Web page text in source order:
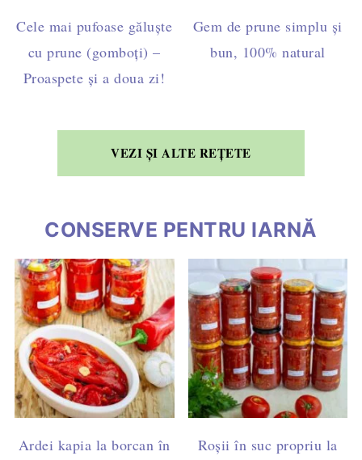
Cele mai pufoase găluște
cu prune (gomboți) –
Proaspete și a doua zi!
Gem de prune simplu și
bun, 100% natural
VEZI ȘI ALTE REȚETE
CONSERVE PENTRU IARNĂ
Ardei kapia la borcan în
Roșii în suc propriu la